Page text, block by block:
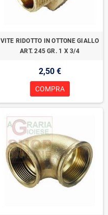
VITE RIDOTTO IN OTTONE GIALLO
ART. 245 GR. 1 X 3/4
2,50 €
COMPRA